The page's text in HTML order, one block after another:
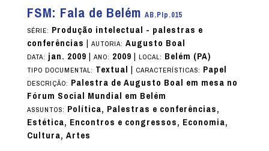
FSM: Fala de Belém AB.PIp.015
SÉRIE: Produção intelectual - palestras e
conferências | AUTORIA: Augusto Boal
DATA:jan. 2009| ANO: 2009| LOCAL: Belém (PA)
TIPO DOCUMENTAL: Textual | CARACTERÍSTICAS: Papel
DESCRIÇÃO: Palestra de Augusto Boal em mesa no
Fórum Social Mundial em Belém
ASSUNTOS: Política, Palestras e conferências,
Estética, Encontros e congressos, Economia,
Cultura, Artes